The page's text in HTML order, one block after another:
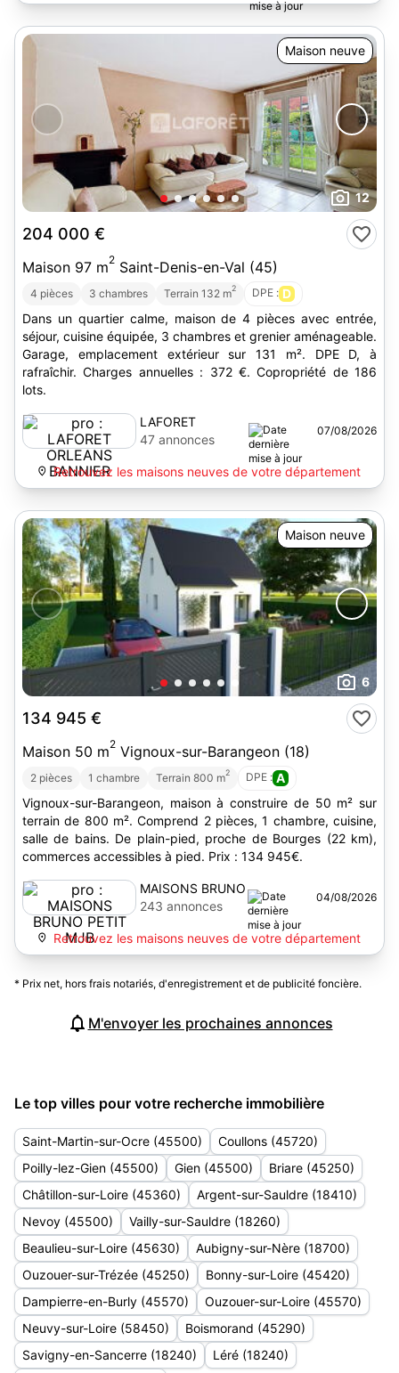
Maison neuve
12
204 000 €
Maison 97 m2 Saint-Denis-en-Val (45)
4 pièces 3 chambres Terrain 132 m2 DPE : D
Dans un quartier calme, maison de 4 pièces avec entrée,
séjour, cuisine équipée, 3 chambres et grenier aménageable.
Garage, emplacement extérieur sur 131 m². DPE D, à
rafraîchir. Charges annuelles : 372 €. Copropriété de 186
lots.
LAFORET
ORLEANS
47 annonces
07/08/2026
Retrouvez les maisons neuves de votre département
Maison neuve
6
134 945 €
Maison 50 m2 Vignoux-sur-Barangeon (18)
2 pièces 1 chambre Terrain 800 m2 DPE : A
Vignoux-sur-Barangeon, maison à construire de 50 m² sur
terrain de 800 m². Comprend 2 pièces, 1 chambre, cuisine,
salle de bains. De plain-pied, proche de Bourges (22 km),
commerces accessibles à pied. Prix : 134 945€.
MAISONS BRUNO
PETIT MJB
243 annonces
04/08/2026
Retrouvez les maisons neuves de votre département
* Prix net, hors frais notariés, d'enregistrement et de publicité foncière.
M'envoyer les prochaines annonces
Le top villes pour votre recherche immobilière
Saint-Martin-sur-Ocre (45500)
Coullons (45720)
Poilly-lez-Gien (45500)
Gien (45500)
Briare (45250)
Châtillon-sur-Loire (45360)
Argent-sur-Sauldre (18410)
Nevoy (45500)
Vailly-sur-Sauldre (18260)
Beaulieu-sur-Loire (45630)
Aubigny-sur-Nère (18700)
Ouzouer-sur-Trézée (45250)
Bonny-sur-Loire (45420)
Dampierre-en-Burly (45570)
Ouzouer-sur-Loire (45570)
Neuvy-sur-Loire (58450)
Boismorand (45290)
Savigny-en-Sancerre (18240)
Léré (18240)